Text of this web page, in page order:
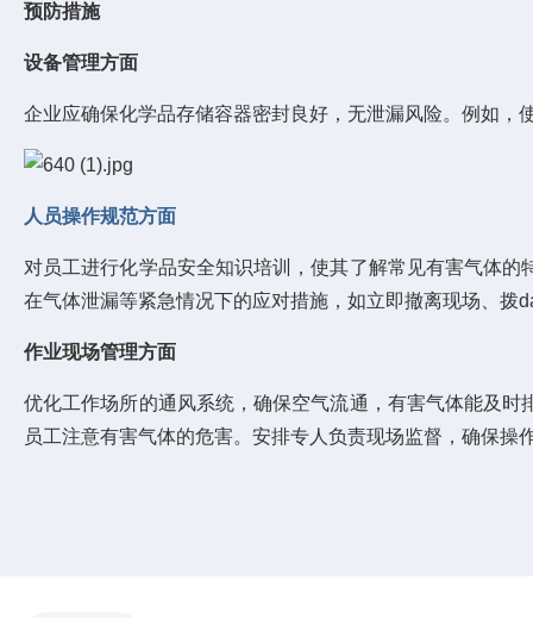
预防措施
设备管理方面
企业应确保化学品存储容器密封良好，无泄漏风险。例如
人员操作规范方面
对员工进行化学品安全知识培训，使其了解常见有害气体
在气体泄漏等紧急情况下的应对措施，如立即撤离现场、拨
作业现场管理方面
优化工作场所的通风系统，确保空气流通，有害气体能及
员工注意有害气体的危害。安排专人负责现场监督，确保操